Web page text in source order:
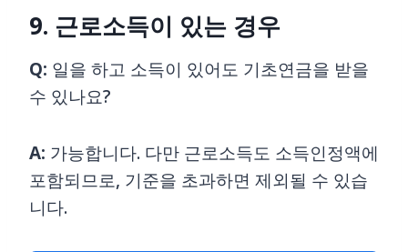
9. 근로소득이 있는 경우
Q:일을 하고 소득이 있어도 기초연금을 받을
수 있나요?
A:가능합니다. 다만 근로소득도 소득인정액에
포함되므로, 기준을 초과하면 제외될 수 있습
니다.